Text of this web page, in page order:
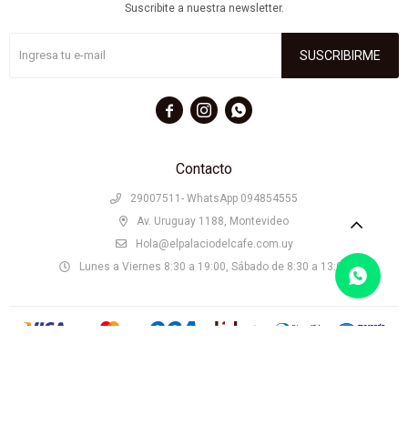
Contacto
29007511- WhatsApp 094854555
Av. Uruguay 1188, Montevideo
Hola@elpalaciodelcafe.com.uy
Lunes a Viernes 8:30 a 19:00, Sábado de 8:30 a 13:00
Suscribite a nuestra newsletter.
SUSCRIBIRME
  